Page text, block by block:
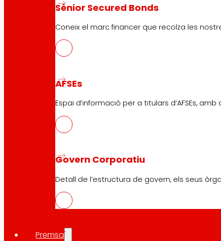
Sènior Secured Bonds
Coneix el marc financer que recolza les
AFSEs
Espai d’informació per a titulars d’AFSEs,
Govern Corporatiu
Detall de l’estructura de govern, els seus
Premsa